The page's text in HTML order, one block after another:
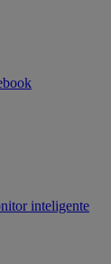
inteligente